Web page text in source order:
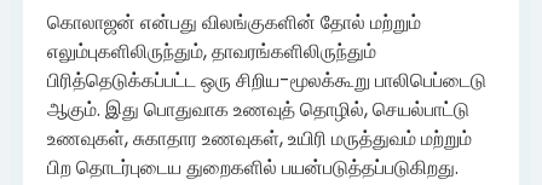
கொலாஜன் என்பது விலங்குகளின் தோல் மற்றும்
எலும்புகளிலிருந்தும், தாவரங்களிலிருந்தும்
பிரித்தெடுக்கப்பட்ட ஒரு சிறிய-மூலக்கூறு பாலிபெப்டைடு
ஆகும். இது பொதுவாக உணவுத் தொழில், செயல்பாட்டு
உணவுகள், சுகாதார உணவுகள், உயிரி மருத்துவம் மற்றும்
பிற தொடர்புடைய துறைகளில் பயன்படுத்தப்படுகிறது.